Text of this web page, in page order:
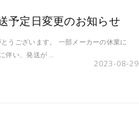
予定日変更のお知らせ
2023-08-29
うございます。 一部メーカーの休業に
伴い、発送が …